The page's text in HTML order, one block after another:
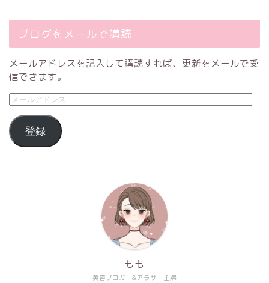
ブログをメールで購読
メールアドレスを記入して購読すれば、更新をメールで受
信できます。
登録
美容ブロガー&アラサー主婦
もも